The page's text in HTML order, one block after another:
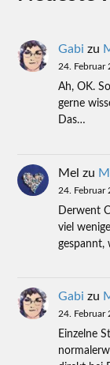
Gabi zu
24. Februar
Ah, OK.
gerne
Das…
Mel zu
24. Februar
Derwent
viel
gespannt,
Gabi zu
24. Februar
Einzelne